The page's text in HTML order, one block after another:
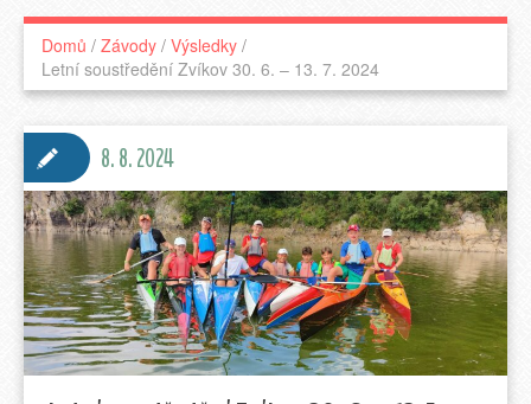
Domů / Závody / Výsledky /
Letní soustředění Zvíkov 30. 6. – 13. 7. 2024
8. 8. 2024